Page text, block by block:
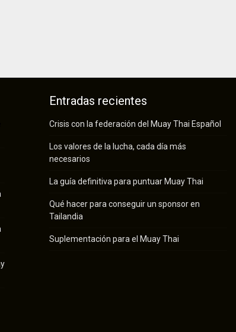
Entradas recientes
Crisis con la federación del Muay Thai Español
Los valores de la lucha, cada día más
necesarios
La guía definitiva para puntuar Muay Thai
Qué hacer para conseguir un sponsor en
Tailandia
Suplementación para el Muay Thai